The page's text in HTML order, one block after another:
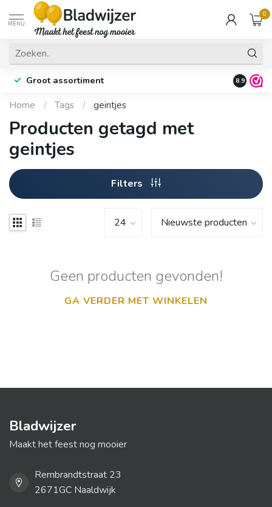
MENU
0
Groot assortiment Fysieke
8.9
Home / Tags / geintjes
Producten getagd met
geintjes
Filters
Geen producten gevonden!
GA VERDER MET WINKELEN
Bladwijzer
Maakt het feest nog mooier
Rembrandtstraat 23
2671GC Naaldwijk